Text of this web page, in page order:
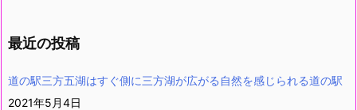
最近の投稿
道の駅三方五湖はすぐ側に三方湖が広がる自然を感じられる道の駅
2021年5月4日